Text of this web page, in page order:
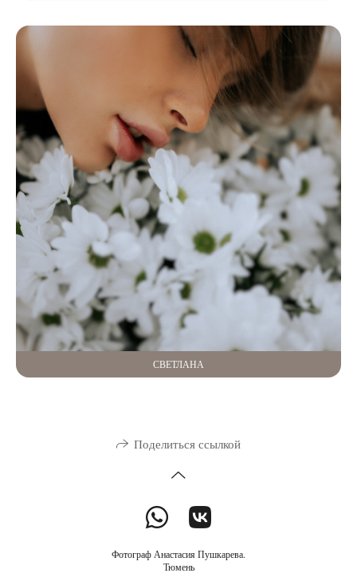
СВЕТЛАНА
Поделиться ссылкой
Фотограф Анастасия Пушкарева.
Тюмень